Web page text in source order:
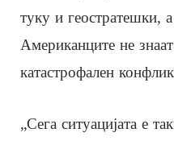
туку и геостратешки,
Американците не
катастрофален
„Сега ситуацијата е